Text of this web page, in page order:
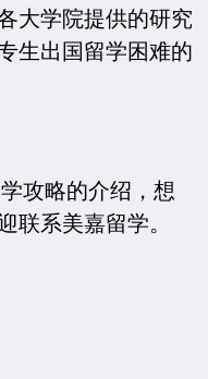
大学院提供的研究
生出国留学困难的
攻略的介绍，想
联系美嘉留学。